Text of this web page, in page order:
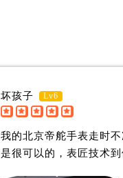
坏孩子 Lv6
我的北京帝舵手表走时
是很可以的，表匠技术